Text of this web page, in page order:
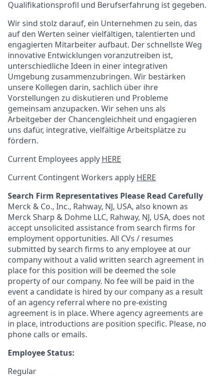
Qualifikationsprofil und Berufserfahrung ist gegeben.
Wir sind stolz darauf, ein Unternehmen zu sein, das
auf den Werten seiner vielfältigen, talentierten und
engagierten Mitarbeiter aufbaut. Der schnellste Weg
innovative Entwicklungen voranzutreiben ist,
unterschiedliche Ideen in einer integrativen
Umgebung zusammenzubringen. Wir bestärken
unsere Kollegen darin, sachlich über ihre
Vorstellungen zu diskutieren und Probleme
gemeinsam anzupacken. Wir sehen uns als
Arbeitgeber der Chancengleichheit und engagieren
uns dafür, integrative, vielfältige Arbeitsplätze zu
fördern.
Current Employees apply HERE
Current Contingent Workers apply HERE
Search Firm Representatives Please Read Carefully
Merck & Co., Inc., Rahway, NJ, USA, also known as
Merck Sharp & Dohme LLC, Rahway, NJ, USA, does not
accept unsolicited assistance from search firms for
employment opportunities. All CVs / resumes
submitted by search firms to any employee at our
company without a valid written search agreement in
place for this position will be deemed the sole
property of our company. No fee will be paid in the
event a candidate is hired by our company as a result
of an agency referral where no pre-existing
agreement is in place. Where agency agreements are
in place, introductions are position specific. Please, no
phone calls or emails.
Employee Status:
Regular